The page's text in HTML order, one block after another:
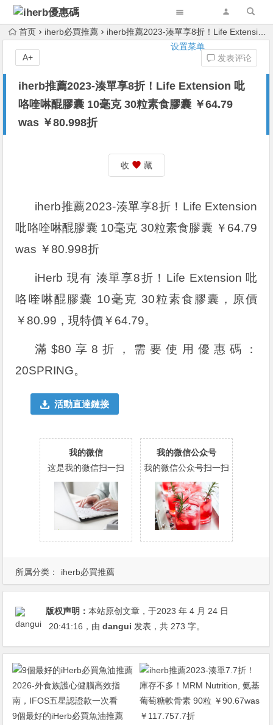
设置菜单
首页 iherb必買推薦 iherb推薦2023-湊單享8折！Life Extension 吡咯喹啉醌膠囊 10毫克 30粒素食膠囊 ￥64.79 was ￥80.998折
iherb推薦2023-湊單享8折！Life Extension 吡
咯喹啉醌膠囊 10毫克 30粒素食膠囊 ￥64.79
was ￥80.998折
发表评论
A+
所属分类： iherb必買推薦
收 藏
iherb推薦2023-湊單享8折！Life Extension
吡咯喹啉醌膠囊 10毫克 30粒素食膠囊 ￥64.79
was ￥80.998折
iHerb 現有 湊單享8折！Life Extension 吡
咯喹啉醌膠囊 10毫克 30粒素食膠囊，原價
￥80.99，現特價￥64.79。
滿$80享8折，需要使用優惠碼：
20SPRING。
活動直達鏈接
我的微信
这是我的微信扫一扫
我的微信公众号
我的微信公众号扫一扫
版权声明：本站原创文章，于2023 年 4 月 24 日
20:41:16 ，由dangui 发表，共 273 字。
9個最好的iHerb必買魚油推薦